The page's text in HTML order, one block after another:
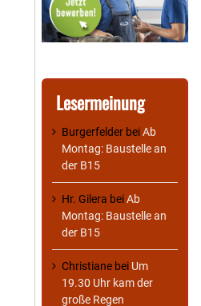
Lesermeinung
Burgerfelder beiAb
Montag: Baustelle an
der B15
Hr. Gilera beiAb
Montag: Baustelle an
der B15
Christiane bei Um
19.30 Uhr kam der
große Regen